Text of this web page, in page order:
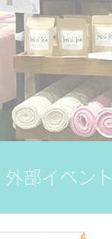
外部イベント